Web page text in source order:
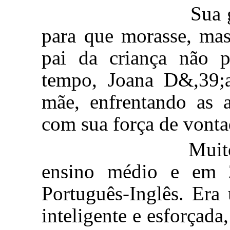
Sua genitora
para que morasse,
pai da criança não
tempo, Joana D&,39;
mãe, enfrentando as
com sua força de
Muito
ensino médio e em
Português-Inglês.
inteligente e